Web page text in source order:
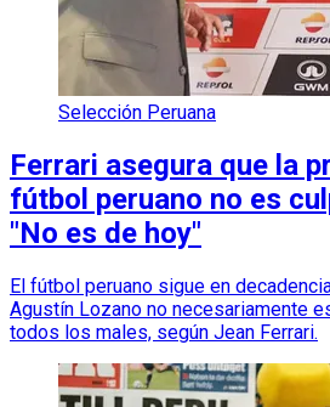
Selección Peruana
Ferrari asegura que la
fútbol peruano no es
"No es de hoy"
El fútbol peruano sigue en
Agustín Lozano no necesariamente
todos los males, según Jean Ferrari.